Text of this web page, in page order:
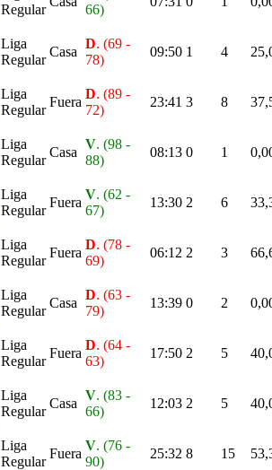
Regular
66)
Liga
Regular
Casa
D. (69 -
78)
09:50 1 4
Liga
Regular
Fuera
D. (89 -
72)
23:41 3 8
Liga
Regular
Casa
V. (98 -
88)
08:13 0 1
Liga
Regular
Fuera
V. (62 -
67)
13:30 2 6
Liga
Regular
Fuera
D. (78 -
69)
06:12 2 3
Liga
Regular
Casa
D. (63 -
79)
13:39 0 2
Liga
Regular
Fuera
D. (64 -
63)
17:50 2 5
Liga
Regular
Casa
V. (83 -
66)
12:03 2 5
Liga
Regular
Fuera
V. (76 -
90)
25:32 8 15